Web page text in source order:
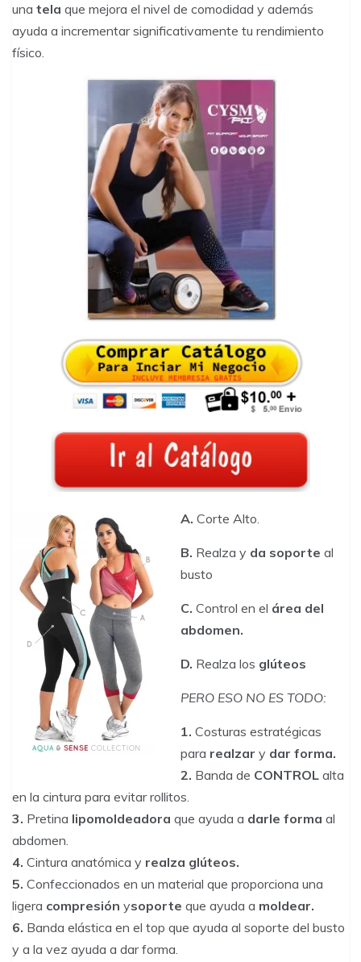
una tela que mejora el nivel de comodidad y además
ayuda a incrementar significativamente tu rendimiento
físico.
A. Corte Alto.
B. Realza y da soporte al
busto
C. Control en el área del
abdomen.
D. Realza los glúteos
PERO ESO NO ES TODO:
1. Costuras estratégicas
para realzar y dar forma.
2. Banda de CONTROL alta
en la cintura para evitar rollitos.
3. Pretina lipomoldeadora que ayuda a darle forma al
abdomen.
4. Cintura anatómica y realza glúteos.
5. Confeccionados en un material que proporciona una
ligera compresión ysoporte que ayuda a moldear.
6. Banda elástica en el top que ayuda al soporte del busto
y a la vez ayuda a dar forma.